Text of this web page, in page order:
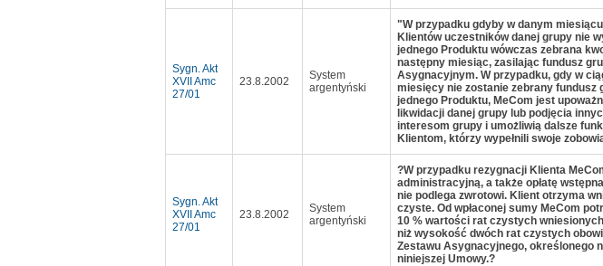
Sygn. Akt
XVII Amc
27/01
23.8.2002
System
argentyński
"W przypadku gdyby w danym
Klientów uczestników danej grupy nie
jednego Produktu wówczas zebrana
następny miesiąc, zasilając fundusz
Asygnacyjnym. W przypadku, gdy w
miesięcy nie zostanie zebrany fundusz
jednego Produktu, MeCom jest
likwidacji danej grupy lub podjęcia
interesom grupy i umożliwią dalsze
Klientom, którzy wypełnili swoje
Sygn. Akt
XVII Amc
27/01
23.8.2002
System
argentyński
?W przypadku rezygnacji Klienta
administracyjną, a także opłatę
nie podlega zwrotowi. Klient otrzyma
czyste. Od wpłaconej sumy MeCom
10 % wartości rat czystych
niż wysokość dwóch rat czystych
Zestawu Asygnacyjnego, określonego
niniejszej Umowy.?